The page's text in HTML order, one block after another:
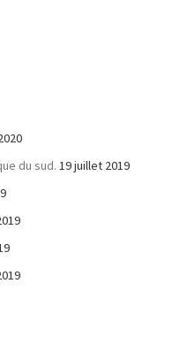
du sud. 19 juillet 2019